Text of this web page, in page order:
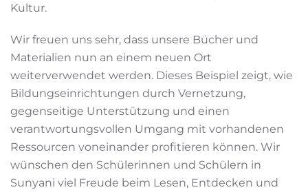
Kultur.
Wir freuen uns sehr, dass unsere Bücher und
Materialien nun an einem neuen Ort
weiterverwendet werden. Dieses Beispiel zeigt, wie
Bildungseinrichtungen durch Vernetzung,
gegenseitige Unterstützung und einen
verantwortungsvollen Umgang mit vorhandenen
Ressourcen voneinander profitieren können. Wir
wünschen den Schülerinnen und Schülern in
Sunyani viel Freude beim Lesen, Entdecken und